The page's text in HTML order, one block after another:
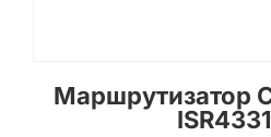
Маршрутизатор